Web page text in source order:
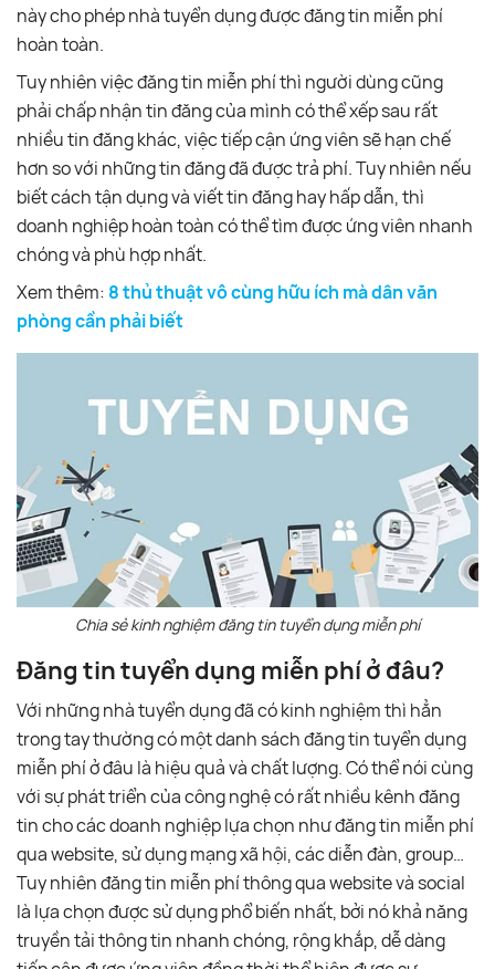
này cho phép nhà tuyển dụng được đăng tin miễn phí
hoàn toàn.
Tuy nhiên việc đăng tin miễn phí thì người dùng cũng
phải chấp nhận tin đăng của mình có thể xếp sau rất
nhiều tin đăng khác, việc tiếp cận ứng viên sẽ hạn chế
hơn so với những tin đăng đã được trả phí. Tuy nhiên nếu
biết cách tận dụng và viết tin đăng hay hấp dẫn, thì
doanh nghiệp hoàn toàn có thể tìm được ứng viên nhanh
chóng và phù hợp nhất.
Xem thêm: 8 thủ thuật vô cùng hữu ích mà dân văn
phòng cần phải biết
Chia sẻ kinh nghiệm đăng tin tuyển dụng miễn phí
Đăng tin tuyển dụng miễn phí ở đâu?
Với những nhà tuyển dụng đã có kinh nghiệm thì hẳn
trong tay thường có một danh sách đăng tin tuyển dụng
miễn phí ở đâu là hiệu quả và chất lượng. Có thể nói cùng
với sự phát triển của công nghệ có rất nhiều kênh đăng
tin cho các doanh nghiệp lựa chọn như đăng tin miễn phí
qua website, sử dụng mạng xã hội, các diễn đàn, group…
Tuy nhiên đăng tin miễn phí thông qua website và social
là lựa chọn được sử dụng phổ biến nhất, bởi nó khả năng
truyền tải thông tin nhanh chóng, rộng khắp, dễ dàng